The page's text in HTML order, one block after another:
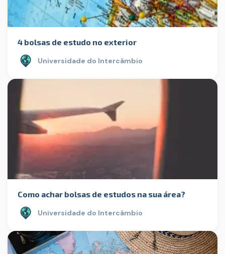
4 bolsas de estudo no exterior
Universidade do Intercâmbio
Como achar bolsas de estudos na sua área?
Universidade do Intercâmbio